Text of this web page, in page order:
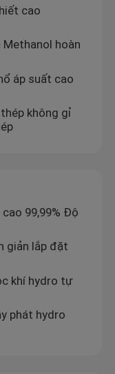
cao
hoàn
áp suất cao
không gỉ
99,99% Độ
giản lắp đặt
khí hydro tự
phát hydro